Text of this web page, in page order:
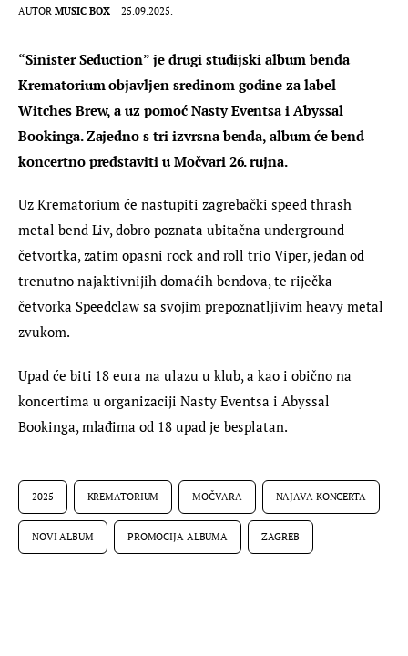
AUTOR MUSIC BOX 25.09.2025.
“Sinister Seduction” je drugi studijski album benda
Krematorium objavljen sredinom godine za label
Witches Brew, a uz pomoć Nasty Eventsa i Abyssal
Bookinga. Zajedno s tri izvrsna benda, album će bend
koncertno predstaviti u Močvari 26. rujna.
Uz Krematorium će nastupiti zagrebački speed thrash
metal bend Liv, dobro poznata ubitačna underground
četvortka, zatim opasni rock and roll trio Viper, jedan od
trenutno najaktivnijih domaćih bendova, te riječka
četvorka Speedclaw sa svojim prepoznatljivim heavy metal
zvukom.
Upad će biti 18 eura na ulazu u klub, a kao i obično na
koncertima u organizaciji Nasty Eventsa i Abyssal
Bookinga, mlađima od 18 upad je besplatan.
2025 KREMATORIUM MOČVARA NAJAVA KONCERTA
NOVI ALBUM PROMOCIJA ALBUMA ZAGREB